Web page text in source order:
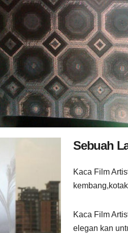
Sebuah
Kaca Film
Kaca Film
elegan kan